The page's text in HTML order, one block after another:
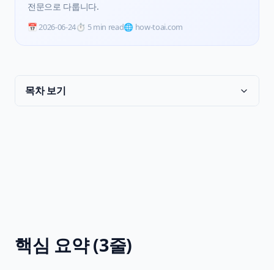
전문으로 다룹니다.
📅2026-06-24⏱️ 5 min read🌐 how-toai.com
목차 보기
핵심 요약 (3줄)